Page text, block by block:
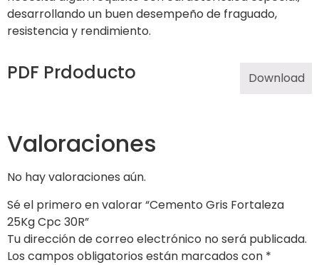
desarrollando un buen desempeño de fraguado,
resistencia y rendimiento.
PDF Prdoducto Download
Valoraciones
No hay valoraciones aún.
Sé el primero en valorar “Cemento Gris Fortaleza
25Kg Cpc 30R”
Tu dirección de correo electrónico no será publicada.
Los campos obligatorios están marcados con *